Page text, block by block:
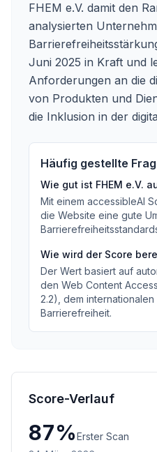
FHEM e.V. damit den
analysierten
Juni 2025 in Kraft und
Anforderungen an die
von Produkten und
die Inklusion in der
Häufig gestellte
Wie gut ist FHEM e.V.
Mit einem accessibleAI
die Website eine gute
Wie wird der Score
Der Wert basiert auf
den Web Content
2.2), dem
Barrierefreiheit.
Score-Verlauf
87%Erster Scan